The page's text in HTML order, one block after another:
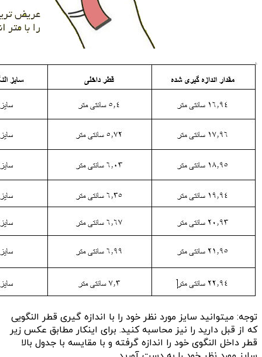
توجه: میتوانید سایز مورد نظر خود را با اندازه گیری قطر النگویی
که از قبل دارید را نیز محاسبه کنید. برای اینکار مطابق عکس زیر
قطر داخل النگوی خود را اندازه گرفته و با مقایسه با جدول بالا